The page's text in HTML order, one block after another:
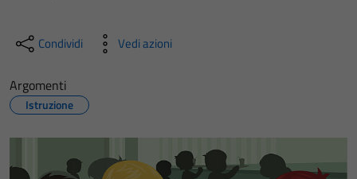
Condividi Vedi azioni
Argomenti
Istruzione